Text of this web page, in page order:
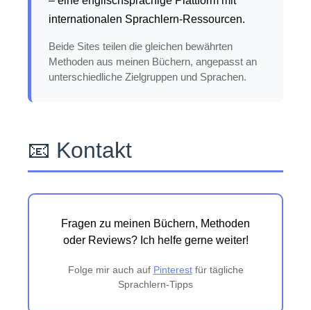
internationalen Sprachlern-Ressourcen.
Beide Sites teilen die gleichen bewährten
Methoden aus meinen Büchern, angepasst an
unterschiedliche Zielgruppen und Sprachen.
📧 Kontakt
Fragen zu meinen Büchern, Methoden
oder Reviews? Ich helfe gerne weiter!
Folge mir auch auf Pinterestfür tägliche
Sprachlern-Tipps